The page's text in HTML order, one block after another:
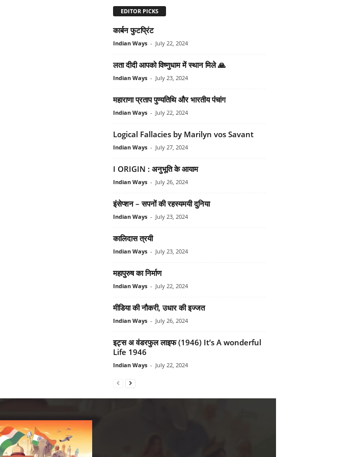
EDITOR PICKS
कार्बन फुटप्रिंट
Indian Ways - July 22, 2024
लता दीदी आपको विष्‍णुधाम में स्‍थान मिले 🙏
Indian Ways - July 23, 2024
महाराणा प्रताप पुण्‍यतिथि और भारतीय पंंचांग
Indian Ways - July 22, 2024
Logical Fallacies by Marilyn vos Savant
Indian Ways - July 27, 2024
I ORIGIN : अनुभूति के आयाम
Indian Ways - July 26, 2024
इंसेप्‍शन – सपनों की रहस्‍यमयी दुनिया
Indian Ways - July 23, 2024
कालिदास त्रयी
Indian Ways - July 23, 2024
महापुरुष का निर्माण
Indian Ways - July 22, 2024
मीडिया की नौकरी, उधार की इज्‍जत
Indian Ways - July 26, 2024
इट्स अ वंडरफुल लाइफ (1946) It’s A wonderful
Life 1946
Indian Ways - July 22, 2024